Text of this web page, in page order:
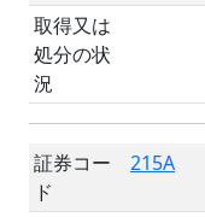
取得又は
処分の状
況
証券コー
ド
215A